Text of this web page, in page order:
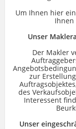
Um Ihnen hier
Ihnen
Unser
Der Makler
zur
des
Interessent
Unser